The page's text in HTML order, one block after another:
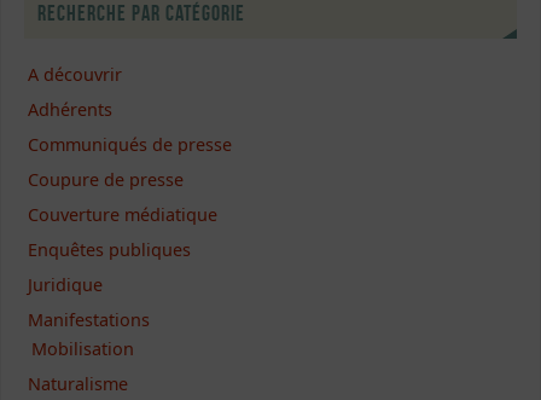
Recherche par catégorie
A découvrir
Adhérents
Communiqués de presse
Coupure de presse
Couverture médiatique
Enquêtes publiques
Juridique
Manifestations
Mobilisation
Naturalisme